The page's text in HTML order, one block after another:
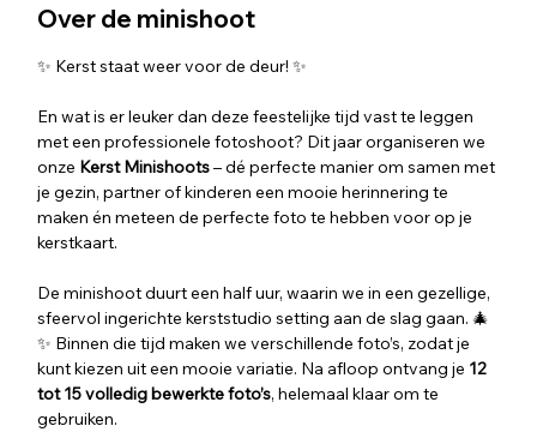
Over de minishoot
✨ Kerst staat weer voor de deur! ✨
En wat is er leuker dan deze feestelijke tijd vast te leggen
met een professionele fotoshoot? Dit jaar organiseren we
onze Kerst Minishoots – dé perfecte manier om samen met
je gezin, partner of kinderen een mooie herinnering te
maken én meteen de perfecte foto te hebben voor op je
kerstkaart.
De minishoot duurt een half uur, waarin we in een gezellige,
sfeervol ingerichte kerststudio setting aan de slag gaan. 🎄
✨ Binnen die tijd maken we verschillende foto’s, zodat je
kunt kiezen uit een mooie variatie. Na afloop ontvang je 12
tot 15 volledig bewerkte foto’s, helemaal klaar om te
gebruiken.